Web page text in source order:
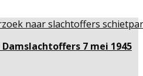
7 mei 1945